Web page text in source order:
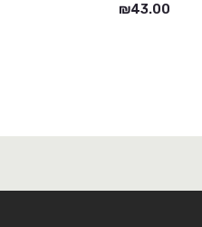
₪43.00